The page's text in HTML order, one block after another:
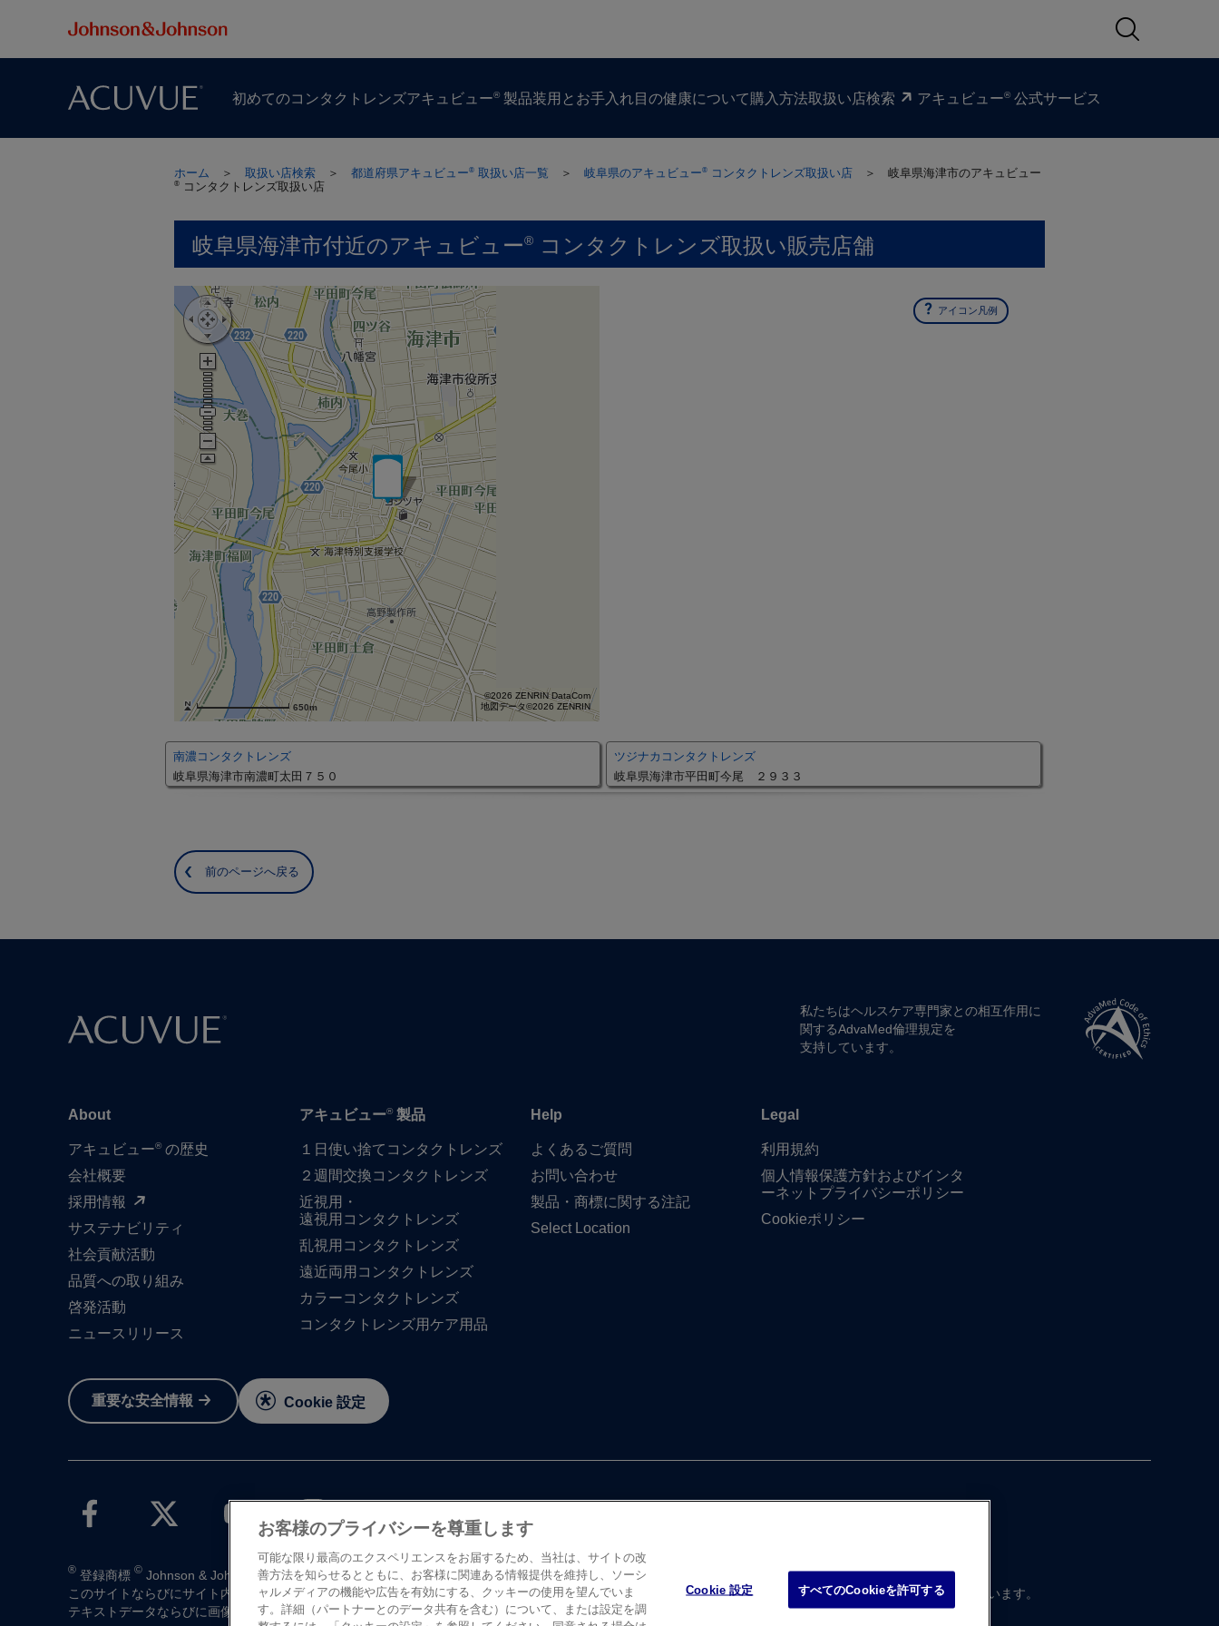
初めての​コンタクトレンズアキュビュー® 製品装用とお手入れ目の​健康に​ついて購入方​法取扱い​店検索 アキュビュー® 公式サービス
ホーム ＞ 取扱い店検索 ＞ 都道府県アキュビュー® 取扱い店一覧 ＞ 岐阜県のアキュビュー® コンタクトレンズ取扱い店 ＞ 岐阜県海津市のアキュビュー
® コンタクトレンズ取扱い店
岐阜県海津市付近のアキュビュー® コンタクトレンズ取扱い販売店舗
650m
©2026 ZENRIN DataCom
地図データ©2026 ZENRIN
アイコン凡例
南濃コンタクトレンズ
岐阜県海津市南濃町太田７５０
ツジナカコンタクトレンズ
岐阜県海津市平田町今尾 ２９３３
前のページへ戻る
私たちは​ヘルスケア専門家との​相互作用に​
関する​AdvaMed倫理規定を​
支持しています。
About
アキュビュー® の歴史
会社概要
採用情報
サステナビリティ
社会貢献活動
品質への​取り組み
啓発活動
ニュースリリース
アキュビュー®製品
１日​使い捨て​​コンタクトレンズ
２週間交換コンタクトレンズ
近視用・
遠視用コンタクトレンズ
乱視用コンタクトレンズ
遠近両用コンタクトレンズ
カラーコンタクトレンズ
コンタクトレンズ用ケア用品
Help
よく​ある​ご質問
お問い​合わせ
製品・商標に​関する​注記
Select Location
Legal
利用規約
個人情報保護方針およびインタ
ーネットプライバシーポリシー
Cookieポリシー
重要な​安全情報 Cookie 設定
® 登録商標 © Johnson & Johnson K.K. 1997-2026
この​サイトならびに​サイト内の​コンテンツは、​ジョンソン・ エンド・ ジョンソン株式会社 ビジョンケア カンパニーに​よって、​日本国内向けに​制作・ ​運営されています。
テキストデータならびに​画像データの​無断転載は​お断り​いたします。
お客様のプライバシーを尊重します
可能な限り最高のエクスペリエンスをお届するため、当社は、サイトの改
善方法を知らせるとともに、お客様に関連ある情報提供を維持し、ソーシ
ャルメディアの機能や広告を有効にする、クッキーの使用を望んでいま
す。詳細（パートナーとのデータ共有を含む）について、または設定を調
Cookie 設定 すべてのCookieを許可する